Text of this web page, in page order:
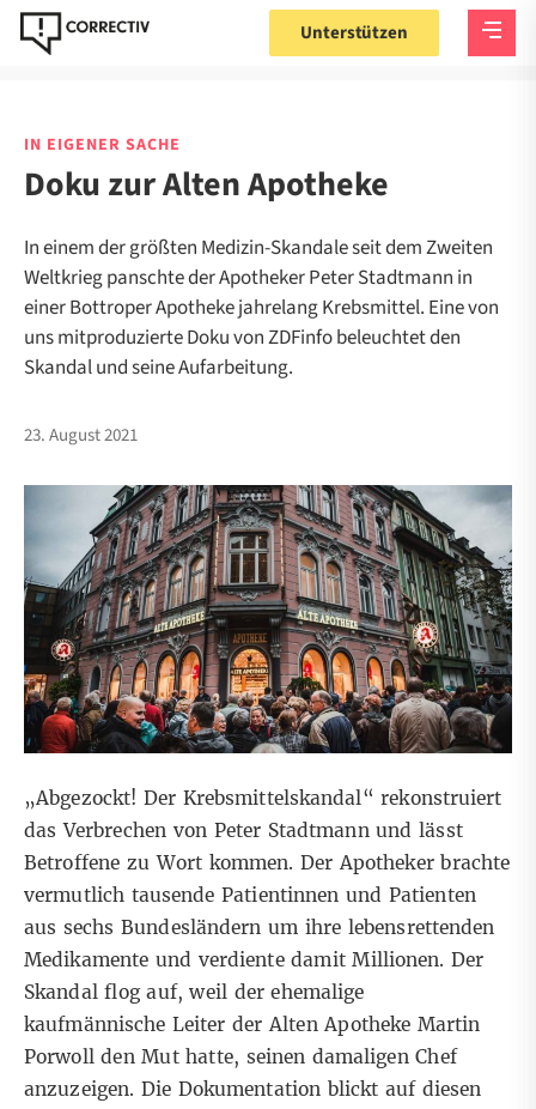
Unterstützen
IN EIGENER SACHE
Doku zur Alten Apotheke
In einem der größten Medizin-Skandale seit dem Zweiten
Weltkrieg panschte der Apotheker Peter Stadtmann in
einer Bottroper Apotheke jahrelang Krebsmittel. Eine von
uns mitproduzierte Doku von ZDFinfo beleuchtet den
Skandal und seine Aufarbeitung.
23. August 2021
„Abgezockt! Der Krebsmittelskandal“ rekonstruiert
das Verbrechen von Peter Stadtmann und lässt
Betroffene zu Wort kommen. Der Apotheker brachte
vermutlich tausende Patientinnen und Patienten
aus sechs Bundesländern um ihre lebensrettenden
Medikamente und verdiente damit Millionen. Der
Skandal flog auf, weil der ehemalige
kaufmännische Leiter der Alten Apotheke Martin
Porwoll den Mut hatte, seinen damaligen Chef
anzuzeigen. Die Dokumentation blickt auf diesen